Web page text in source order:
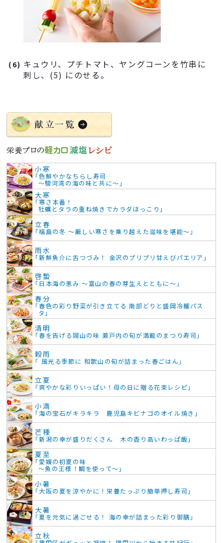
(6) キュウリ、プチトマト、ヤングコーンを竹串に
刺し、(5) にのせる。
小寒
「色鮮やかなちらし寿司
～駿河湾の海の味と共に～」
大寒
「寒さ本番！
牡蠣とタラの重ね焼きでカラダほっこり」
立春
「福島の冬 ～厳しい寒さを乗り越えた滋味を堪能～」
雨水
「新鮮魚介に舌つづみ！ 金沢のプリプリ甘えびパエリア」
啓蟄
「日本海の恵み ～富山の春の芽生えとともに～」
春分
「春色の彩り野菜が引き立てる 南部どりと盛岡冷麺パス
タ」
清明
「春を告げる岡山の味 瀬戸内の旬が満載のまつり寿司」
穀雨
「 風光る季節に 和歌山の旬が詰まった春ごはん」
立夏
「爽やかな彩りいっぱい！母の日に贈る花束レシピ」
小満
「海の宝石がキラキラ 鹿児島キビナゴのオイル焼き」
芒種
「新潟の幸が盛りだくさん 木の香り高いわっぱ飯」
夏至
「愛媛の初夏の味
～魚の王様！鯛を使って～」
小暑
「大阪の夏を涼やかに！栄養たっぷり簡単押し寿司」
大暑
「夏を元気に過ごせる！ 海の幸が詰まった彩り御膳」
立秋